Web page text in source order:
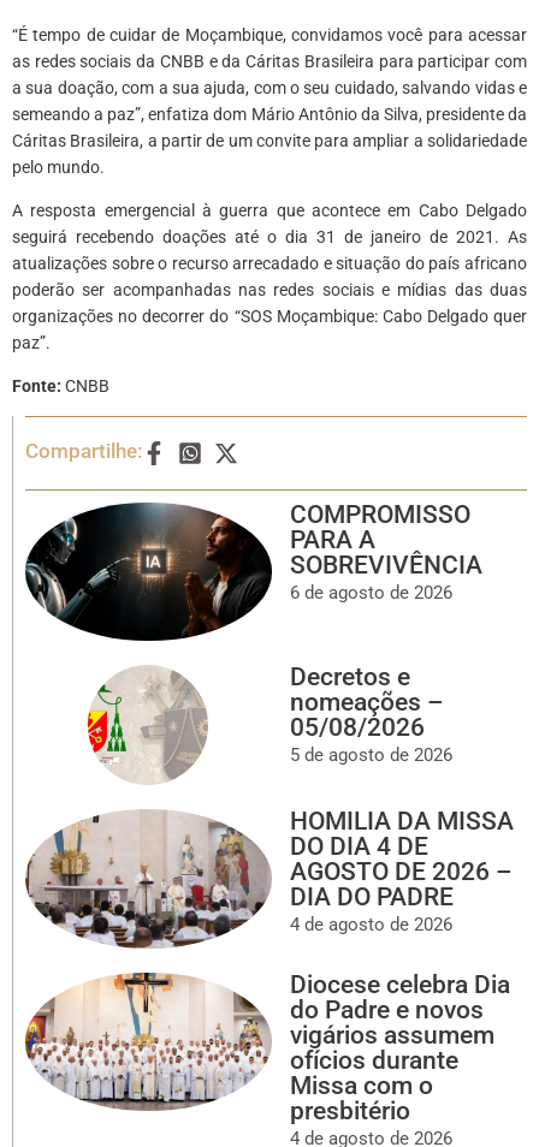
“É tempo de cuidar de Moçambique, convidamos você para acessar
as redes sociais da CNBB e da Cáritas Brasileira para participar com
a sua doação, com a sua ajuda, com o seu cuidado, salvando vidas e
semeando a paz”, enfatiza dom Mário Antônio da Silva, presidente da
Cáritas Brasileira, a partir de um convite para ampliar a solidariedade
pelo mundo.
A resposta emergencial à guerra que acontece em Cabo Delgado
seguirá recebendo doações até o dia 31 de janeiro de 2021. As
atualizações sobre o recurso arrecadado e situação do país africano
poderão ser acompanhadas nas redes sociais e mídias das duas
organizações no decorrer do “SOS Moçambique: Cabo Delgado quer
paz”.
Fonte: CNBB
Compartilhe:
COMPROMISSO
PARA A
SOBREVIVÊNCIA
6 de agosto de 2026
Decretos e
nomeações –
05/08/2026
5 de agosto de 2026
HOMILIA DA MISSA
DO DIA 4 DE
AGOSTO DE 2026 –
DIA DO PADRE
4 de agosto de 2026
Diocese celebra Dia
do Padre e novos
vigários assumem
ofícios durante
Missa com o
presbitério
4 de agosto de 2026